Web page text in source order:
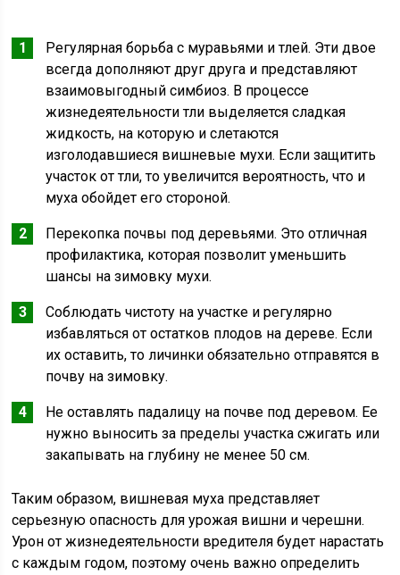
Регулярная борьба с муравьями и тлей. Эти двое
всегда дополняют друг друга и представляют
взаимовыгодный симбиоз. В процессе
жизнедеятельности тли выделяется сладкая
жидкость, на которую и слетаются
изголодавшиеся вишневые мухи. Если защитить
участок от тли, то увеличится вероятность, что и
муха обойдет его стороной.
Перекопка почвы под деревьями. Это отличная
профилактика, которая позволит уменьшить
шансы на зимовку мухи.
Соблюдать чистоту на участке и регулярно
избавляться от остатков плодов на дереве. Если
их оставить, то личинки обязательно отправятся в
почву на зимовку.
Не оставлять падалицу на почве под деревом. Ее
нужно выносить за пределы участка сжигать или
закапывать на глубину не менее 50 см.
Таким образом, вишневая муха представляет
серьезную опасность для урожая вишни и черешни.
Урон от жизнедеятельности вредителя будет нарастать
с каждым годом, поэтому очень важно определить